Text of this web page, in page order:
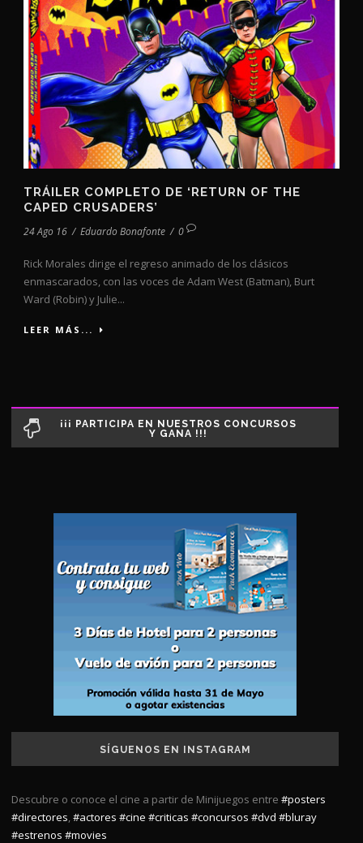
TRÁILER COMPLETO DE ‘RETURN OF THE
CAPED CRUSADERS’
24 Ago 16 / Eduardo Bonafonte / 0
Rick Morales dirige el regreso animado de los clásicos
enmascarados, con las voces de Adam West (Batman), Burt
Ward (Robin) y Julie...
LEER MÁS...
¡¡¡ PARTICIPA EN NUESTROS CONCURSOS
Y GANA !!!
SÍGUENOS EN INSTAGRAM
Descubre o conoce el cine a partir de Minijuegos entre #posters
#directores,#actores #cine #criticas #concursos #dvd #bluray
#estrenos #movies